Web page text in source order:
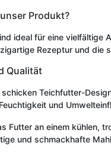
Produkt?
ideal für eine vielfältige
Rezeptur und die
Qualität
Teichfutter-
und
Futter an einem kühlen,
und schmackhafte